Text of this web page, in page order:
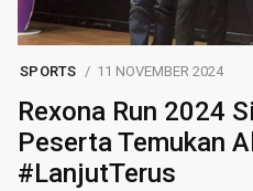
SPORTS 11 NOVEMBER 2024
Rexona Run 2024
Peserta Temukan
#LanjutTerus